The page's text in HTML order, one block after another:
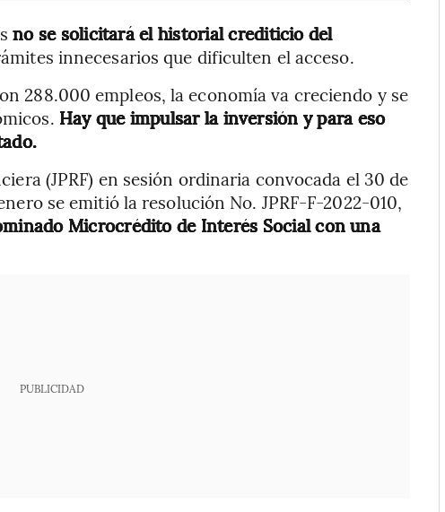
no se solicitará el historial crediticio del
innecesarios que dificulten el acceso.
288.000 empleos, la economía va creciendo y se
Hay que impulsar la inversión y para eso
(JPRF) en sesión ordinaria convocada el 30 de
se emitió la resolución No. JPRF-F-2022-010,
Microcrédito de Interés Social con una
PUBLICIDAD